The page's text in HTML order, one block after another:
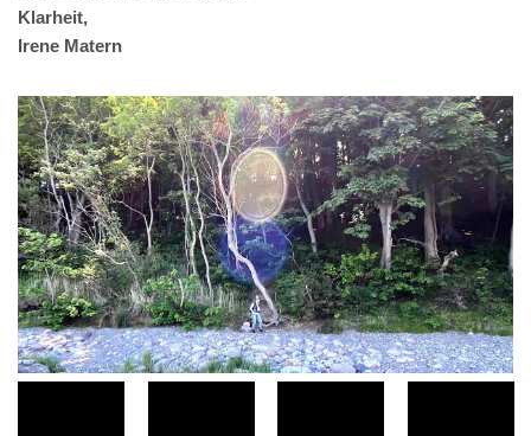
Klarheit,
Irene Matern